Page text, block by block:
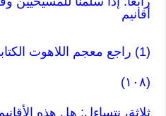
أقانيم
(1) راجع معجم اللاهوت الكتابي: ص 9.
(١٠٨)
ثلاثة، نتساءل: هل هذه